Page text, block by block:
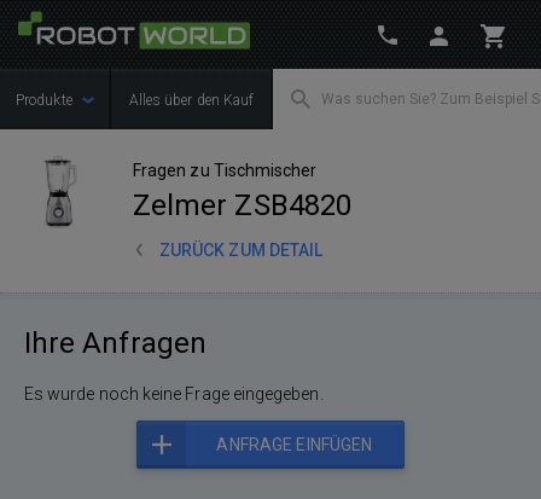
Produkte Alles über den Kauf
Fragen zu Tischmischer
Zelmer ZSB4820
ZURÜCK ZUM DETAIL
Ihre Anfragen
Es wurde noch keine Frage eingegeben.
ANFRAGE EINFÜGEN